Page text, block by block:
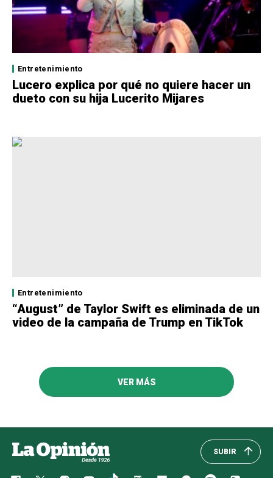
Entretenimiento
Lucero explica por qué no quiere hacer un
dueto con su hija Lucerito Mijares
Entretenimiento
“August” de Taylor Swift es eliminada de un
video de la campaña de Trump en TikTok
VER MÁS
SUBIR